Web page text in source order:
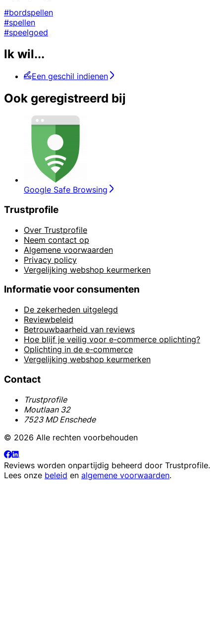
#bordspellen
#spellen
#speelgoed
Ik wil...
Een geschil indienen
Ook geregistreerd bij
Google Safe Browsing
Trustprofile
Over Trustprofile
Neem contact op
Algemene voorwaarden
Privacy policy
Vergelijking webshop keurmerken
Informatie voor consumenten
De zekerheden uitgelegd
Reviewbeleid
Betrouwbaarheid van reviews
Hoe blijf je veilig voor e-commerce oplichting?
Oplichting in de e-commerce
Vergelijking webshop keurmerken
Contact
Trustprofile
Moutlaan 32
7523 MD Enschede
© 2026 Alle rechten voorbehouden
Reviews worden onpartijdig beheerd door Trustprofile.
Lees onze beleid en algemene voorwaarden.